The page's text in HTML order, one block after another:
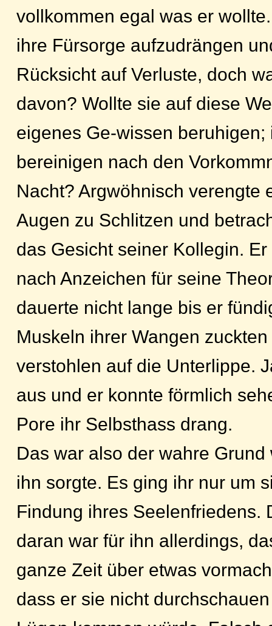
vollkommen egal was er
ihre Fürsorge aufzudrängen
Rücksicht auf Verluste, doch
davon? Wollte sie auf diese
eigenes Ge-wissen beruhigen;
bereinigen nach den
Nacht? Argwöhnisch verengte
Augen zu Schlitzen und
das Gesicht seiner Kollegin.
nach Anzeichen für seine
dauerte nicht lange bis er
Muskeln ihrer Wangen
verstohlen auf die Unterlippe.
aus und er konnte förmlich
Pore ihr Selbsthass drang.
Das war also der wahre
ihn sorgte. Es ging ihr nur um
Findung ihres Seelenfriedens.
daran war für ihn allerdings,
ganze Zeit über etwas
dass er sie nicht